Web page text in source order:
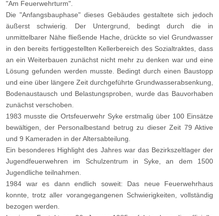
"Am Feuerwehrturm".
Die "Anfangsbauphase" dieses Gebäudes gestaltete sich jedoch
äußerst schwierig. Der Untergrund, bedingt durch die in
unmittelbarer Nähe fließende Hache, drückte so viel Grundwasser
in den bereits fertiggestellten Kellerbereich des Sozialtraktes, dass
an ein Weiterbauen zunächst nicht mehr zu denken war und eine
Lösung gefunden werden musste. Bedingt durch einen Baustopp
und eine über längere Zeit durchgeführte Grundwasserabsenkung,
Bodenaustausch und Belastungsproben, wurde das Bauvorhaben
zunächst verschoben.
1983 musste die Ortsfeuerwehr Syke erstmalig über 100 Einsätze
bewältigen, der Personalbestand betrug zu dieser Zeit 79 Aktive
und 9 Kameraden in der Altersabteilung.
Ein besonderes Highlight des Jahres war das Bezirkszeltlager der
Jugendfeuerwehren im Schulzentrum in Syke, an dem 1500
Jugendliche teilnahmen.
1984 war es dann endlich soweit: Das neue Feuerwehrhaus
konnte, trotz aller vorangegangenen Schwierigkeiten, vollständig
bezogen werden.